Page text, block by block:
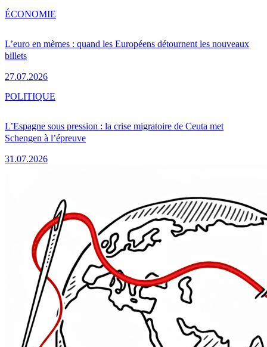
L’euro en mèmes : quand les Européens détournent les nouveaux
billets
27.07.2026
ÉCONOMIE
L’Espagne sous pression : la crise migratoire de Ceuta met
Schengen à l’épreuve
31.07.2026
POLITIQUE